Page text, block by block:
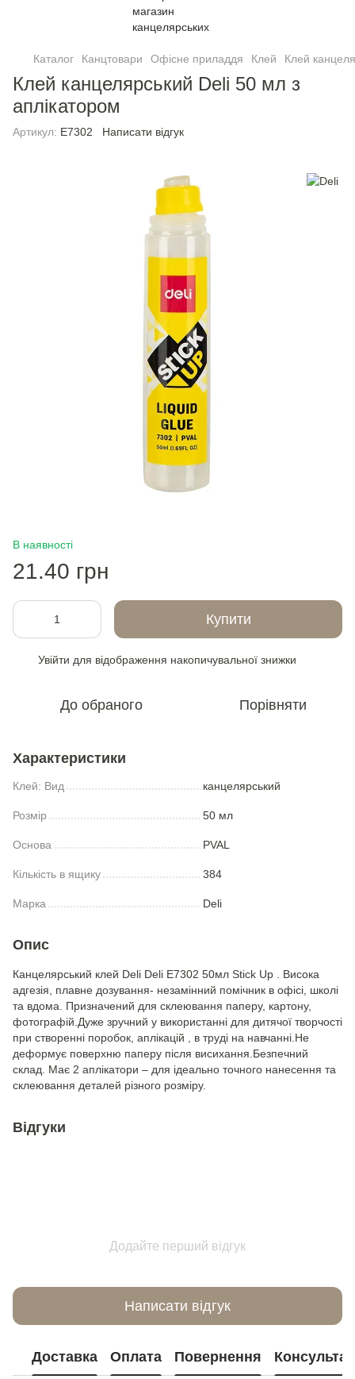
Каталог Канцтовари Офісне приладдя Клей Клей
Клей канцелярський Deli 50 мл з
аплiкатором
Артикул: E7302 Написати відгук
В наявності
21.40 грн
Купити
Увійти для відображення накопичувальної знижки
До обраного Порівняти
Характеристики
Клей: Вид канцелярський
Розмір 50 мл
Основа PVAL
Кількість в ящику 384
Марка Deli
Опис
Канцелярський клей Deli Deli E7302 50мл Stick Up . Висока
адгезія, плавне дозування- незамінний помічник в офісі, школі
та вдома. Призначений для склеювання паперу, картону,
фотографій.Дуже зручний у використанні для дитячої творчості
при створенні поробок, аплікацій , в труді на навчанні.Не
деформує поверхню паперу після висихання.Безпечний
склад. Має 2 аплікатори – для ідеально точного нанесення та
склеювання деталей різного розміру.
Відгуки
Додайте перший відгук
Написати відгук
Доставка Оплата Повернення